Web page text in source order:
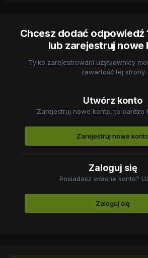
Chcesz dodać odpowiedź
lub zarejestruj nowe
Tylko zarejestrowani użytkownicy
zawartość tej strony
Utwórz konto
Zarejestruj nowe konto, to bardzo
Zarejestruj nowe konto
Zaloguj się
Posiadasz własne konto?
Zaloguj się